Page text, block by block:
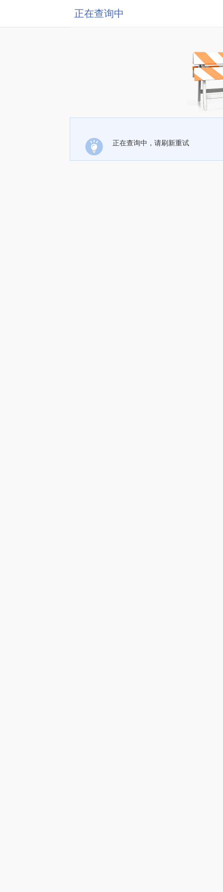
正在查询中
正在查询中，请刷新重试